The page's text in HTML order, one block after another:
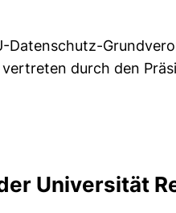
durch den
Universität